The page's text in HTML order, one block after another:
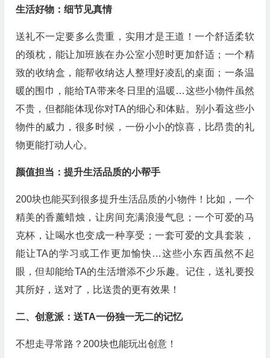
生活好物：细节见真情
送礼不一定要多么贵重，实用才是王道！一个舒适柔软
的颈枕，能让加班族在办公室小憩时更加舒适；一个精
致的收纳盒，能帮收纳达人整理好凌乱的桌面；一条温
暖的围巾，能给TA带来冬日里的温暖…这些小物件虽然
不贵，但都能体现你对TA的细心和体贴。别小看这些小
物件的威力，很多时候，一份小小的惊喜，比昂贵的礼
物更能打动人心。
颜值担当：提升生活品质的小帮手
200块也能买到很多提升生活品质的小物件！比如，一个
精美的香薰蜡烛，让房间充满浪漫气息；一个可爱的马
克杯，让喝水也变成一种享受；一套可爱的文具套装，
能让TA的学习或工作更加愉快…这些小东西虽然不起
眼，但却能给TA的生活增添不少乐趣。记住，送礼要投
其所好，送对了，比送贵的更有效果！
二、创意派：送TA一份独一无二的记忆
不想走寻常路？200块也能玩出创意！